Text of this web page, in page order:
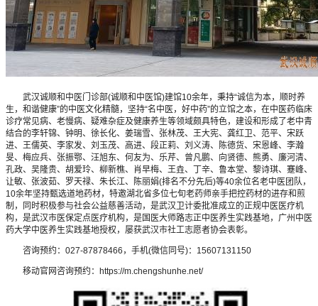
武汉诚顺和中医门诊部(诚顺和中医馆)建馆10余年，秉持“诚信为本，顺时养
生，和谐健康”的中医文化精髓，坚持“名中医，好中药”的立馆之本，在中医药临床
诊疗常见病、老慢病、疑难杂症及健康养生等领域颇具特色，建设和形成了老中青
结合的李轩锦、钟明、徐长化、姜瑞雪、张林茂、王大宪、龚红卫、范平、宋跃
进、王儒英、李家发、刘玉茂、高进、段正莉、刘义涛、陈德货、宋恩峰、李瀚
旻、梅应兵、张振鄂、汪旭东、何友为、乐芹、曾凡鹏、向贤德、熊勇、廉河清、
孔政、吴隆贵、胡爱玲、柳新樵、肖早梅、王垚、丁辛、鲁本堂、黎诗琪、蹇峰、
让敏、张波茹、罗天禄、朱长江、陈丽娟(排名不分先后)等40余位名老中医团队，
10余年坚持甄选道地药材，特邀湖北省多位七旬老药师亲手把控药材的进存和煎
制，同时积极参与社会公益慈善活动，是武汉卫计委批准成立的正规中医医疗机
构，是武汉市医保定点医疗机构，是国医大师路志正中医养生实践基地，广州中医
药大学中医养生实践基地授权，屡获武汉市社工志愿者协会表彰。
咨询预约：027-87878466，手机(微信同号)：15607131150
移动官网咨询预约：https://m.chengshunhe.net/